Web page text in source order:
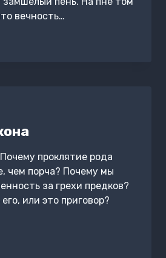
вечность…
проклятие рода
чем порча? Почему мы
за грехи предков?
или это приговор?